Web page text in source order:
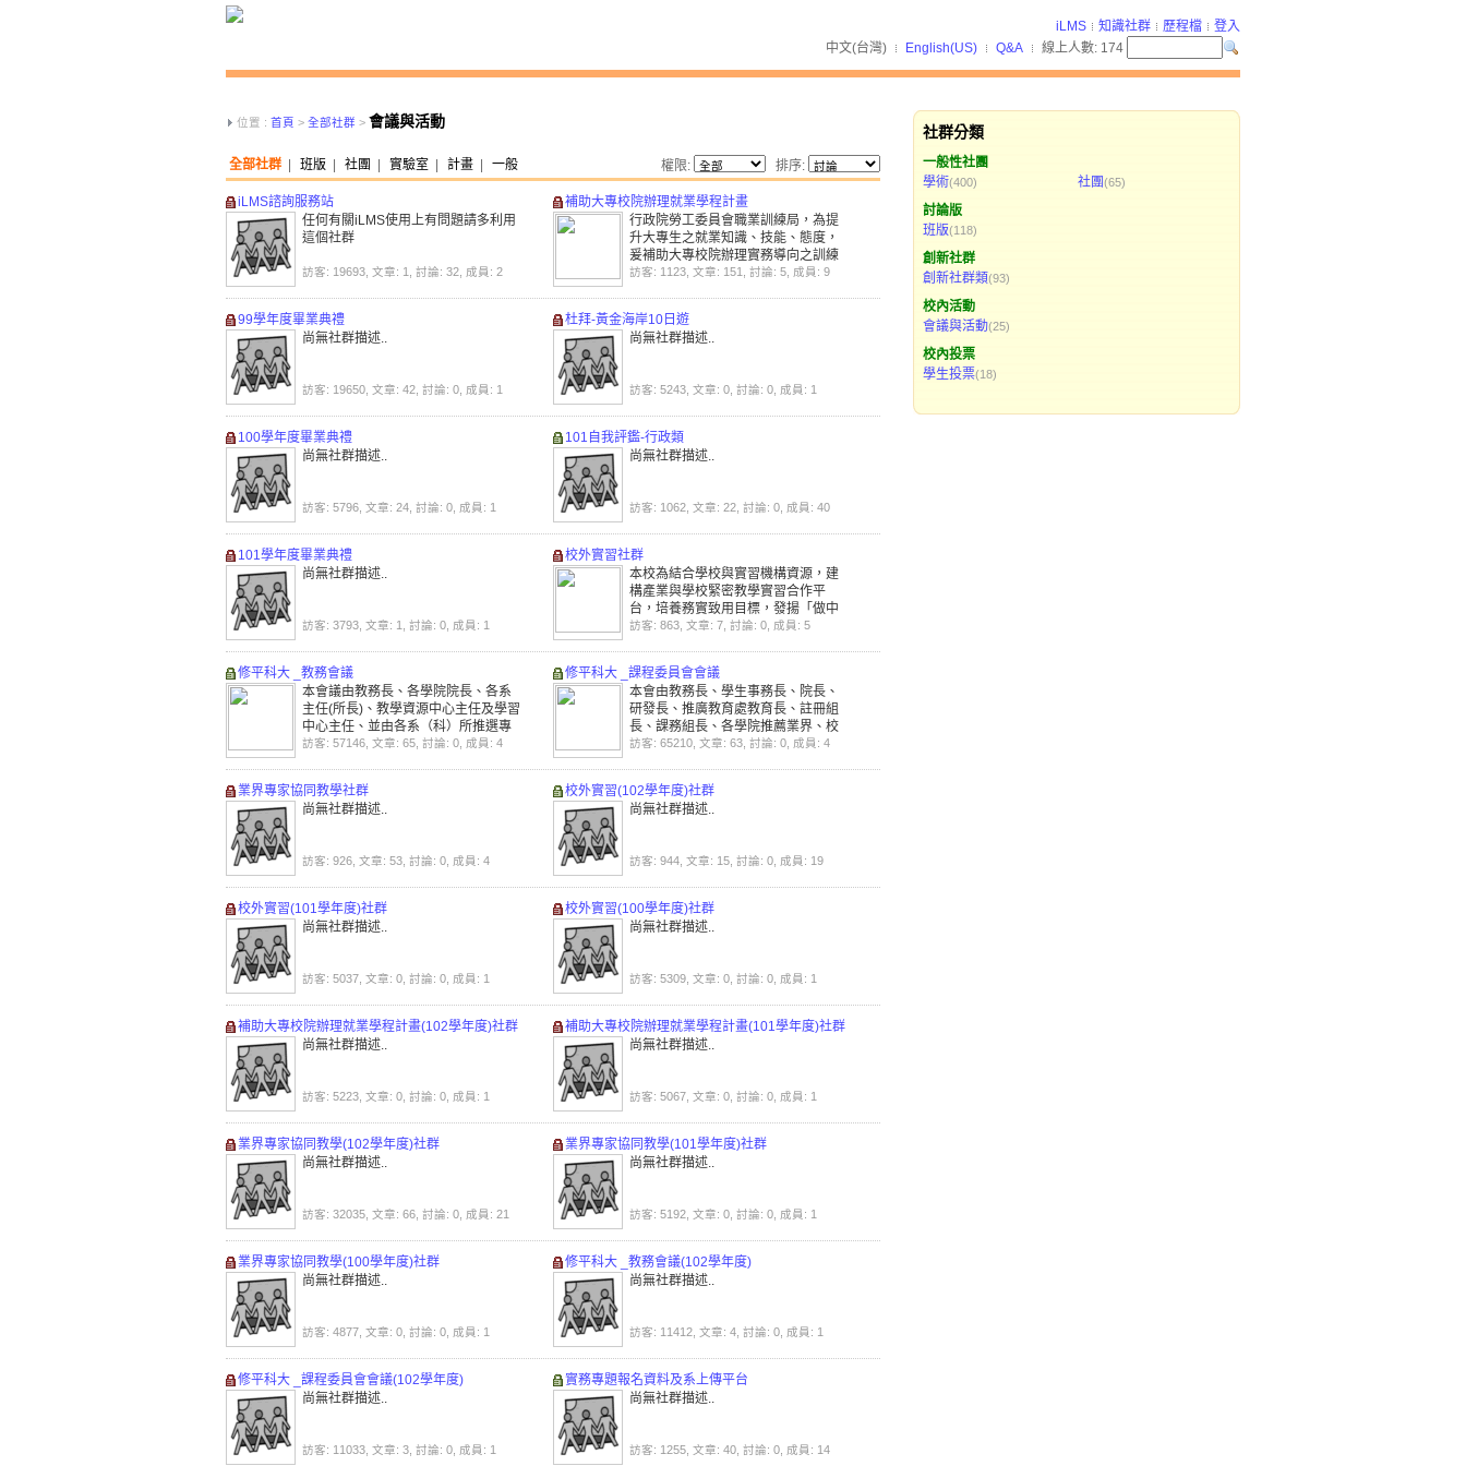
iLMS 知識社群 歷程檔
登入
中文(台灣)
English(US) Q&A 線上人數: 174
位置 : 首頁 > 全部社群 > 會議與活動
全部社群 班版 社團 實驗室 計畫 一般 權限: 排序:
iLMS諮詢服務站
任何有關iLMS使用上有問題請多利用
這個社群
訪客: 19693, 文章: 1, 討論: 32, 成員: 2
補助大專校院辦理就業學程計畫
行政院勞工委員會職業訓練局，為提
升大專生之就業知識、技能、態度，
爰補助大專校院辦理實務導向之訓練
課程，以協助大專生提高職涯規劃能
訪客: 1123, 文章: 151, 討論: 5, 成員: 9
99學年度畢業典禮
尚無社群描述..
訪客: 19650, 文章: 42, 討論: 0, 成員: 1
杜拜-黃金海岸10日遊
尚無社群描述..
訪客: 5243, 文章: 0, 討論: 0, 成員: 1
100學年度畢業典禮
尚無社群描述..
訪客: 5796, 文章: 24, 討論: 0, 成員: 1
101自我評鑑-行政類
尚無社群描述..
訪客: 1062, 文章: 22, 討論: 0, 成員: 40
101學年度畢業典禮
尚無社群描述..
訪客: 3793, 文章: 1, 討論: 0, 成員: 1
校外實習社群
本校為結合學校與實習機構資源，建
構產業與學校緊密教學實習合作平
台，培養務實致用目標，發揚「做中
學」勤勞樸實特色，推動校外實習實
訪客: 863, 文章: 7, 討論: 0, 成員: 5
修平科大 _教務會議
本會議由教務長、各學院院長、各系
主任(所長)、教學資源中心主任及學習
中心主任、並由各系（科）所推選專
任教師代表若干人、教務處各組組長
訪客: 57146, 文章: 65, 討論: 0, 成員: 4
修平科大 _課程委員會會議
本會由教務長、學生事務長、院長、
研發長、推廣教育處教育長、註冊組
長、課務組長、各學院推薦業界、校
友及學生代表各1名，及校外學者專家
訪客: 65210, 文章: 63, 討論: 0, 成員: 4
業界專家協同教學社群
尚無社群描述..
訪客: 926, 文章: 53, 討論: 0, 成員: 4
校外實習(102學年度)社群
尚無社群描述..
訪客: 944, 文章: 15, 討論: 0, 成員: 19
校外實習(101學年度)社群
尚無社群描述..
訪客: 5037, 文章: 0, 討論: 0, 成員: 1
校外實習(100學年度)社群
尚無社群描述..
訪客: 5309, 文章: 0, 討論: 0, 成員: 1
補助大專校院辦理就業學程計畫(102學年度)社群
尚無社群描述..
訪客: 5223, 文章: 0, 討論: 0, 成員: 1
補助大專校院辦理就業學程計畫(101學年度)社群
尚無社群描述..
訪客: 5067, 文章: 0, 討論: 0, 成員: 1
業界專家協同教學(102學年度)社群
尚無社群描述..
訪客: 32035, 文章: 66, 討論: 0, 成員: 21
業界專家協同教學(101學年度)社群
尚無社群描述..
訪客: 5192, 文章: 0, 討論: 0, 成員: 1
業界專家協同教學(100學年度)社群
尚無社群描述..
訪客: 4877, 文章: 0, 討論: 0, 成員: 1
修平科大 _教務會議(102學年度)
尚無社群描述..
訪客: 11412, 文章: 4, 討論: 0, 成員: 1
修平科大 _課程委員會會議(102學年度)
尚無社群描述..
訪客: 11033, 文章: 3, 討論: 0, 成員: 1
實務專題報名資料及系上傳平台
尚無社群描述..
訪客: 1255, 文章: 40, 討論: 0, 成員: 14
社群分類
一般性社團
學術(400) 社團(65)
討論版
班版(118)
創新社群
創新社群類(93)
校內活動
會議與活動(25)
校內投票
學生投票(18)